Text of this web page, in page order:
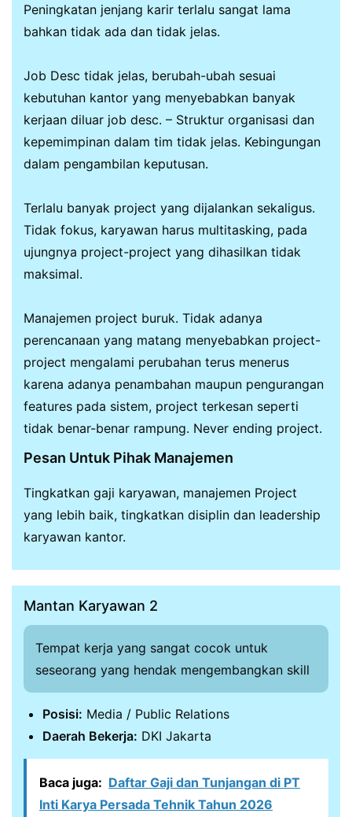
Peningkatan jenjang karir terlalu sangat lama
bahkan tidak ada dan tidak jelas.
Job Desc tidak jelas, berubah-ubah sesuai
kebutuhan kantor yang menyebabkan banyak
kerjaan diluar job desc. – Struktur organisasi dan
kepemimpinan dalam tim tidak jelas. Kebingungan
dalam pengambilan keputusan.
Terlalu banyak project yang dijalankan sekaligus.
Tidak fokus, karyawan harus multitasking, pada
ujungnya project-project yang dihasilkan tidak
maksimal.
Manajemen project buruk. Tidak adanya
perencanaan yang matang menyebabkan project-
project mengalami perubahan terus menerus
karena adanya penambahan maupun pengurangan
features pada sistem, project terkesan seperti
tidak benar-benar rampung. Never ending project.
Pesan Untuk Pihak Manajemen
Tingkatkan gaji karyawan, manajemen Project
yang lebih baik, tingkatkan disiplin dan leadership
karyawan kantor.
Mantan Karyawan 2
Tempat kerja yang sangat cocok untuk
seseorang yang hendak mengembangkan skill
Posisi: Media / Public Relations
Daerah Bekerja: DKI Jakarta
Baca juga: Daftar Gaji dan Tunjangan di PT
Inti Karya Persada Tehnik Tahun 2026